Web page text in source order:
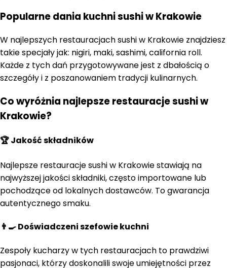
Popularne dania kuchni sushi w Krakowie
W najlepszych restauracjach sushi w Krakowie znajdziesz
takie specjały jak: nigiri, maki, sashimi, california roll.
Każde z tych dań przygotowywane jest z dbałością o
szczegóły i z poszanowaniem tradycji kulinarnych.
Co wyróżnia najlepsze restauracje sushi w
Krakowie?
🏆 Jakość składników
Najlepsze restauracje sushi w Krakowie stawiają na
najwyższej jakości składniki, często importowane lub
pochodzące od lokalnych dostawców. To gwarancja
autentycznego smaku.
👨‍🍳 Doświadczeni szefowie kuchni
Zespoły kucharzy w tych restauracjach to prawdziwi
pasjonaci, którzy doskonalili swoje umiejętności przez